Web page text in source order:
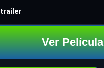
trailer
Ver Película